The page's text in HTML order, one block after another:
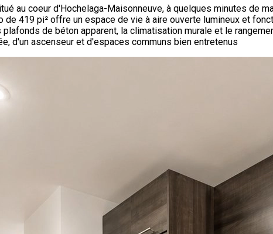
au coeur d'Hochelaga-Maisonneuve, à quelques minutes de
419 pi² offre un espace de vie à aire ouverte lumineux et
de béton apparent, la climatisation murale et le
d'un ascenseur et d'espaces communs bien entretenus